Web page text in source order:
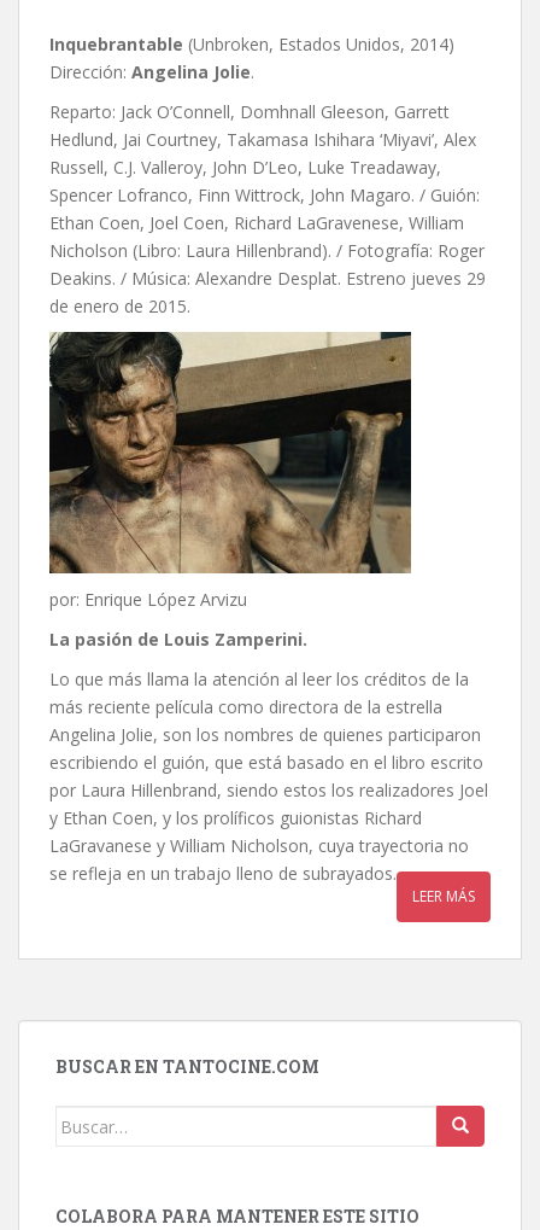
Inquebrantable (Unbroken, Estados Unidos, 2014)
Dirección: Angelina Jolie.
Reparto: Jack O’Connell, Domhnall Gleeson, Garrett
Hedlund, Jai Courtney, Takamasa Ishihara ‘Miyavi’, Alex
Russell, C.J. Valleroy, John D’Leo, Luke Treadaway,
Spencer Lofranco, Finn Wittrock, John Magaro. / Guión:
Ethan Coen, Joel Coen, Richard LaGravenese, William
Nicholson (Libro: Laura Hillenbrand). / Fotografía: Roger
Deakins. / Música: Alexandre Desplat. Estreno jueves 29
de enero de 2015.
por: Enrique López Arvizu
La pasión de Louis Zamperini.
Lo que más llama la atención al leer los créditos de la
más reciente película como directora de la estrella
Angelina Jolie, son los nombres de quienes participaron
escribiendo el guión, que está basado en el libro escrito
por Laura Hillenbrand, siendo estos los realizadores Joel
y Ethan Coen, y los prolíficos guionistas Richard
LaGravanese y William Nicholson, cuya trayectoria no
se refleja en un trabajo lleno de subrayados.
LEER MÁS
BUSCAR EN TANTOCINE.COM
Buscar:
COLABORA PARA MANTENER ESTE SITIO